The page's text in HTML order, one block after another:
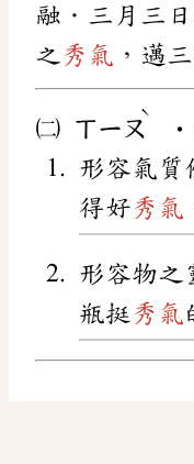
融．三月三
之 秀氣 ，邁
㈡ ㄒㄧㄡ
ˋ
˙
形容氣質
得好秀氣
形容物之
瓶挺 秀氣